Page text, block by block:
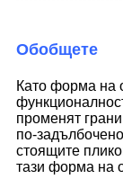
Обобщете
Като форма на
променят
по-
стоящите
тази форма на